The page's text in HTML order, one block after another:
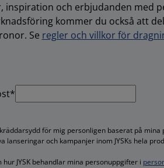
inspiration och erbjudanden med
kommer du också att
Se regler och villkor för
för mig personligen baserat på
och kampanjer inom JYSKs hela
hur JYSK behandlar mina personuppgifter i